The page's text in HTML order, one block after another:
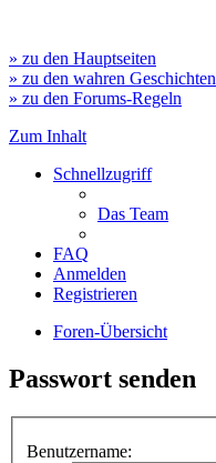
» zu den Hauptseiten
» zu den wahren Geschichten
» zu den Forums-Regeln
Zum Inhalt
Schnellzugriff
Das Team
FAQ
Anmelden
Registrieren
Foren-Übersicht
Passwort senden
Benutzername: